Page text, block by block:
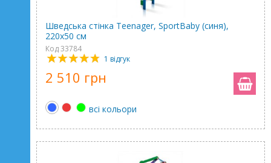
Шведська стінка Teenager, SportBaby (синя),
220x50 см
Код 33784
1 відгук
2 510 грн
всі кольори